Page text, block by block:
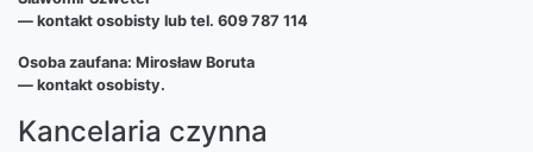
— kontakt osobisty lub tel. 609 787 114
Osoba zaufana: Mirosław Boruta
— kontakt osobisty.
Kancelaria czynna